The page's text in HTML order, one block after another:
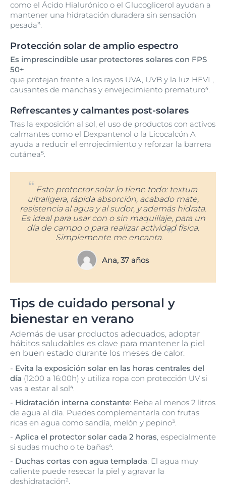
como el Ácido Hialurónico o el Glucoglicerol ayudan a
mantener una hidratación duradera sin sensación
pesada³.
Protección solar de amplio espectro
Es imprescindible usar protectores solares con FPS
50+
que protejan frente a los rayos UVA, UVB y la luz HEVL,
causantes de manchas y envejecimiento prematuro⁴.
Refrescantes y calmantes post-solares
Tras la exposición al sol, el uso de productos con activos
calmantes como el Dexpantenol o la Licocalcón A
ayuda a reducir el enrojecimiento y reforzar la barrera
cutánea⁵.
Este protector solar lo tiene todo: textura
ultraligera, rápida absorción, acabado mate,
resistencia al agua y al sudor, y además hidrata.
Es ideal para usar con o sin maquillaje, para un
día de campo o para realizar actividad física.
Simplemente me encanta.
Ana, 37 años
Tips de cuidado personal y
bienestar en verano
Además de usar productos adecuados, adoptar
hábitos saludables es clave para mantener la piel
en buen estado durante los meses de calor:
- Evita la exposición solar en las horas centrales del
día (12:00 a 16:00h) y utiliza ropa con protección UV si
vas a estar al sol⁴.
- Hidratación interna constante: Bebe al menos 2 litros
de agua al día. Puedes complementarla con frutas
ricas en agua como sandía, melón y pepino³.
- Aplica el protector solar cada 2 horas, especialmente
si sudas mucho o te bañas⁴.
- Duchas cortas con agua templada: El agua muy
caliente puede resecar la piel y agravar la
deshidratación².